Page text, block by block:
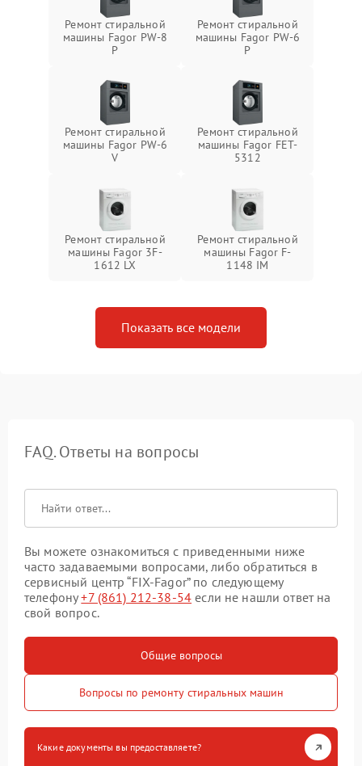
Ремонт стиральной
машины Fagor PW-8
P
Ремонт стиральной
машины Fagor PW-6
P
Ремонт стиральной
машины Fagor PW-6
V
Ремонт стиральной
машины Fagor FET-
5312
Ремонт стиральной
машины Fagor 3F-
1612 LX
Ремонт стиральной
машины Fagor F-
1148 IM
Показать все модели
FAQ. Ответы на вопросы
Вы можете ознакомиться с приведенными ниже
часто задаваемыми вопросами, либо обратиться в
сервисный центр “FIX-Fagor” по следующему
телефону+7 (861) 212-38-54 если не нашли ответ на
свой вопрос.
Общие вопросы
Вопросы по ремонту стиральных машин
Какие документы вы предоставляете?